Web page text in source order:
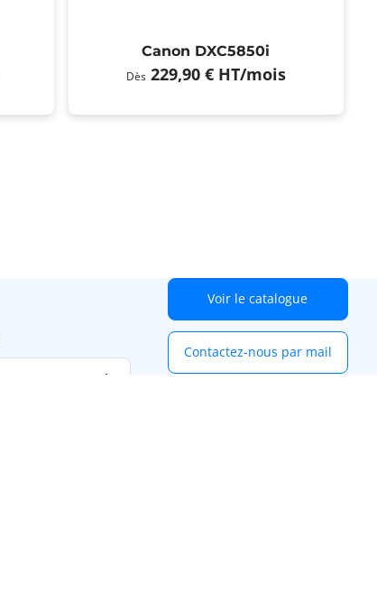
Canon DXC5850i
Dès 229,90 € HT/mois
Voir le catalogue
Contactez-nous par mail